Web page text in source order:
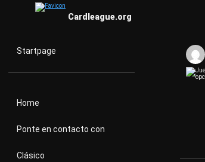
Cardleague.org
Startpage
Home
Ponte en contacto con
Clásico